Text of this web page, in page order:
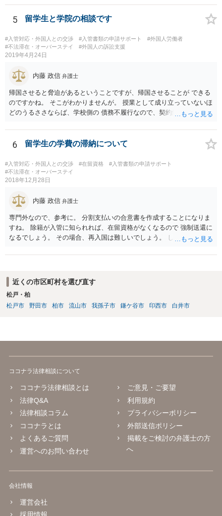
5 留学生と学院の相談です
#入管対応・外国人との交渉 #入管書類の申請サポート
#外国人労働者
#不法滞在・オーバーステイ
#外国人の訴訟支援
2019年4月24日
内藤 政信 弁護士
帰国させると脅迫があるということですが、帰国させることが できる
のですかね。 そこがわかりませんが。 授業として成り立っていないほ
どのうるささならば、学校側の 債務不履行なので、契約解除、あるい
て、在留資格に問題が出るといけません から、その点が気になるとこ
ろですね。
6 留学生の学費の滞納について
#入管対応・外国人との交渉 #在留資格
#入管書類の申請サポート
#不法滞在・オーバーステイ
2018年12月28日
内藤 政信 弁護士
専門外なので、参考に。 分割支払いの合意書を作成することになりま
すね。 除籍が入管に知られれば、在留資格がなくなるので 強制送還に
なるでしょう。 その場合、再入国は難しいでしょう。 したがって、結
いように思いますね。
近くの市区町村を選び直す
松戸・柏
松戸市
野田市 柏市 流山市 我孫子市 鎌ケ谷市 印西市 白井市
ココナラ法律相談について
ココナラ法律相談とは
法律Q&A
法律相談コラム
ココナラとは
よくあるご質問
運営へのお問い合わせ
ご意見・ご要望
利用規約
プライバシーポリシー
外部送信ポリシー
掲載をご検討の弁護士の方
へ
会社情報
運営会社